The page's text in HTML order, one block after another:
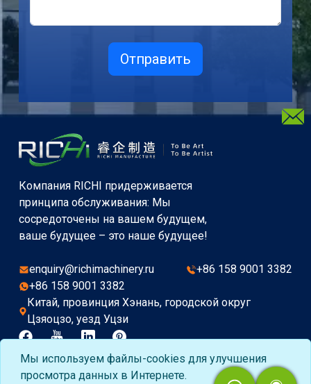
Мы используем файлы-cookies для улучшения
просмотра данных в Интернете.
Компания RICHI придерживается
принципа обслуживания: Мы
сосредоточены на вашем будущем,
ваше будущее – это наше будущее!
enquiry@richimachinery.ru
+86 158 9001 3382
+86 158 9001 3382
Китай, провинция Хэнань, городской округ
Цзяоцзо, уезд Уцзи
Copyright©2015-2026 by HENAN RICHI MACHINERY